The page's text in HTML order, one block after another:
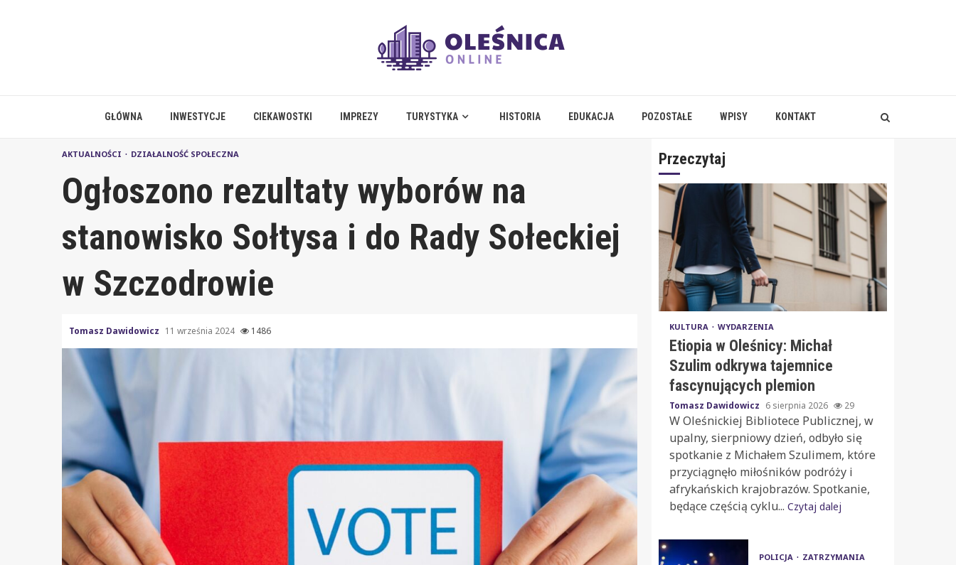
GŁÓWNA INWESTYCJE CIEKAWOSTKI IMPREZY TURYSTYKA HISTORIA EDUKACJA POZOSTAŁE WPISY KONTAKT
AKTUALNOŚCI DZIAŁALNOŚĆ SPOŁECZNA
Ogłoszono rezultaty wyborów na
stanowisko Sołtysa i do Rady Sołeckiej
w Szczodrowie
Tomasz Dawidowicz 11 września 2024 1486
Przeczytaj
KULTURA WYDARZENIA
Etiopia w Oleśnicy: Michał
Szulim odkrywa tajemnice
fascynujących plemion
Tomasz Dawidowicz 6 sierpnia 2026 29
W Oleśnickiej Bibliotece Publicznej, w
upalny, sierpniowy dzień, odbyło się
spotkanie z Michałem Szulimem, które
przyciągnęło miłośników podróży i
afrykańskich krajobrazów. Spotkanie,
będące częścią cyklu... Czytaj dalej
POLICJA ZATRZYMANIA